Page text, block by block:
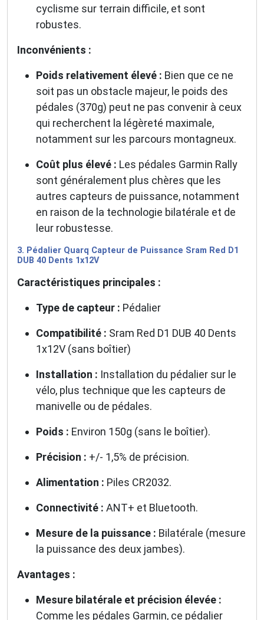
cyclisme sur terrain difficile, et sont
robustes.
Inconvénients :
Poids relativement élevé : Bien que ce ne
soit pas un obstacle majeur, le poids des
pédales (370g) peut ne pas convenir à ceux
qui recherchent la légèreté maximale,
notamment sur les parcours montagneux.
Coût plus élevé : Les pédales Garmin Rally
sont généralement plus chères que les
autres capteurs de puissance, notamment
en raison de la technologie bilatérale et de
leur robustesse.
3. Pédalier Quarq Capteur de Puissance Sram Red D1
DUB 40 Dents 1x12V
Caractéristiques principales :
Type de capteur : Pédalier
Compatibilité : Sram Red D1 DUB 40 Dents
1x12V (sans boîtier)
Installation : Installation du pédalier sur le
vélo, plus technique que les capteurs de
manivelle ou de pédales.
Poids : Environ 150g (sans le boîtier).
Précision : +/- 1,5% de précision.
Alimentation : Piles CR2032.
Connectivité : ANT+ et Bluetooth.
Mesure de la puissance : Bilatérale (mesure
la puissance des deux jambes).
Avantages :
Mesure bilatérale et précision élevée :
Comme les pédales Garmin, ce pédalier